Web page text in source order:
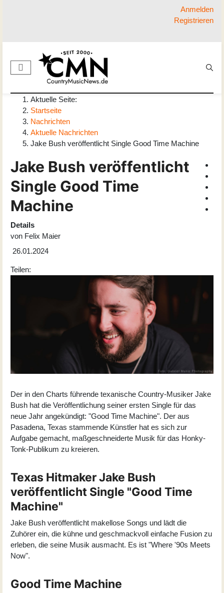
Anmelden
Registrieren
Aktuelle Seite:
Startseite
Nachrichten
Aktuelle Nachrichten
Jake Bush veröffentlicht Single Good Time Machine
Jake Bush veröffentlicht
Single Good Time
Machine
Details
von Felix Maier
26.01.2024
Teilen:
Der in den Charts führende texanische Country-Musiker Jake
Bush hat die Veröffentlichung seiner ersten Single für das
neue Jahr angekündigt: "Good Time Machine". Der aus
Pasadena, Texas stammende Künstler hat es sich zur
Aufgabe gemacht, maßgeschneiderte Musik für das Honky-
Tonk-Publikum zu kreieren.
Texas Hitmaker Jake Bush
veröffentlicht Single "Good Time
Machine"
Jake Bush veröffentlicht makellose Songs und lädt die
Zuhörer ein, die kühne und geschmackvoll einfache Fusion zu
erleben, die seine Musik ausmacht. Es ist "Where '90s Meets
Now".
Good Time Machine